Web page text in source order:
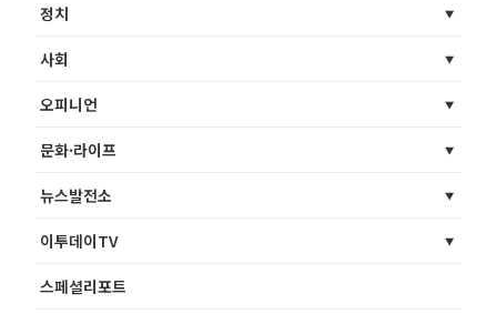
정치
사회
오피니언
문화·라이프
뉴스발전소
이투데이TV
스페셜리포트